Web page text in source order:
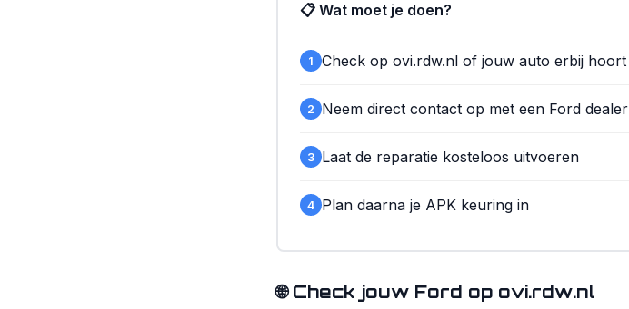
📋 Wat moet je doen?
1 Check op ovi.rdw.nl of jouw auto erbij hoort
2 Neem direct contact op met een Ford dealer
3 Laat de reparatie kosteloos uitvoeren
4 Plan daarna je APK keuring in
🌐 Check jouw Ford op ovi.rdw.nl